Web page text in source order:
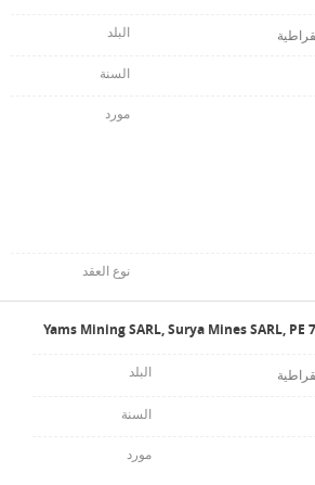
Yams Mining SARL, Surya Mines SARL, PE